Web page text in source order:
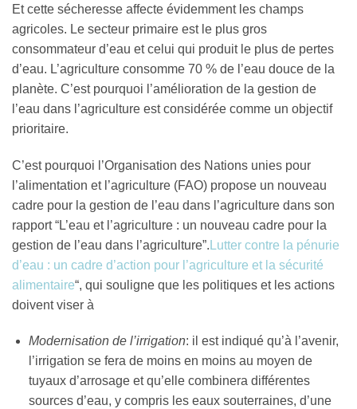
Et cette sécheresse affecte évidemment les champs
agricoles. Le secteur primaire est le plus gros
consommateur d’eau et celui qui produit le plus de pertes
d’eau. L’agriculture consomme 70 % de l’eau douce de la
planète. C’est pourquoi l’amélioration de la gestion de
l’eau dans l’agriculture est considérée comme un objectif
prioritaire.
C’est pourquoi l’Organisation des Nations unies pour
l’alimentation et l’agriculture (FAO) propose un nouveau
cadre pour la gestion de l’eau dans l’agriculture dans son
rapport “L’eau et l’agriculture : un nouveau cadre pour la
gestion de l’eau dans l’agriculture”. Lutter contre la pénurie
d’eau : un cadre d’action pour l’agriculture et la sécurité
alimentaire“, qui souligne que les politiques et les actions
doivent viser à
Modernisation de l’irrigation: il est indiqué qu’à l’avenir,
l’irrigation se fera de moins en moins au moyen de
tuyaux d’arrosage et qu’elle combinera différentes
sources d’eau, y compris les eaux souterraines, d’une